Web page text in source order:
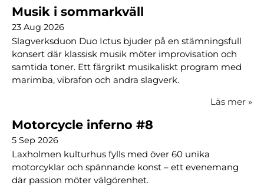
Musik i sommarkväll
23 Aug 2026
Slagverksduon Duo Ictus bjuder på en stämningsfull
konsert där klassisk musik möter improvisation och
samtida toner. Ett färgrikt musikaliskt program med
marimba, vibrafon och andra slagverk.
Läs mer »
Motorcycle inferno #8
5 Sep 2026
Laxholmen kulturhus fylls med över 60 unika
motorcyklar och spännande konst – ett evenemang
där passion möter välgörenhet.